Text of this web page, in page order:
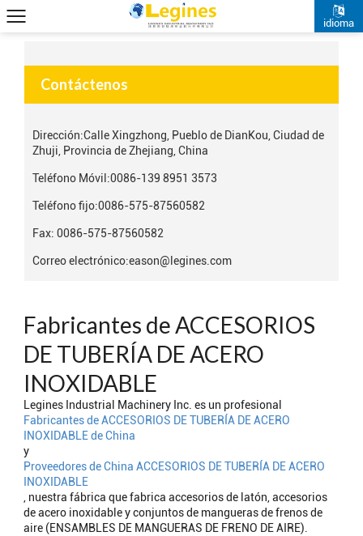
idioma
Contáctenos
Dirección:Calle Xingzhong, Pueblo de DianKou, Ciudad de
Zhuji, Provincia de Zhejiang, China
Teléfono Móvil:0086-139 8951 3573
Teléfono fijo:0086-575-87560582
Fax: 0086-575-87560582
Correo electrónico:eason@legines.com
Fabricantes de ACCESORIOS
DE TUBERÍA DE ACERO
INOXIDABLE
Legines Industrial Machinery Inc. es un profesional
Fabricantes de ACCESORIOS DE TUBERÍA DE ACERO
INOXIDABLE de China
y
Proveedores de China ACCESORIOS DE TUBERÍA DE ACERO
INOXIDABLE
, nuestra fábrica que fabrica accesorios de latón, accesorios
de acero inoxidable y conjuntos de mangueras de frenos de
aire (ENSAMBLES DE MANGUERAS DE FRENO DE AIRE).